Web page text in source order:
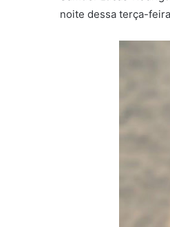
noite dessa terça-feira